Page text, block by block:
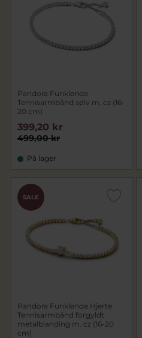
Pandora Funklende
Tennisarmbånd sølv m. cz (16-
20 cm)
499,00 kr
399,20 kr
På lager
SALE
Pandora Funklende Hjerte
Tennisarmbånd forgyldt
metalblanding m. cz (16-20
cm)